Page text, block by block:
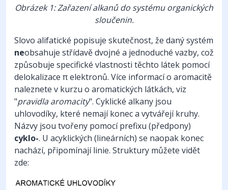
Obrázek 1: Zařazení alkanů do systému organických
sloučenin.
Slovo alifatické popisuje skutečnost, že daný systém
neobsahuje střídavě dvojné a jednoduché vazby, což
způsobuje specifické vlastnosti těchto látek pomocí
delokalizace π elektronů. Více informací o aromacitě
naleznete v kurzu o aromatických látkách, viz
"pravidla aromacity". Cyklické alkany jsou
uhlovodíky, které nemají konec a vytvářejí kruhy.
Názvy jsou tvořeny pomocí prefixu (předpony)
cyklo-. U acyklických (lineárních) se naopak konec
nachází, připomínají linie. Struktury můžete vidět
zde: